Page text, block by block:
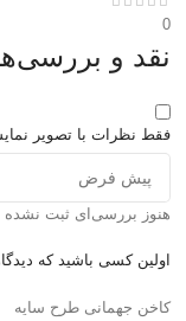
0
نقد و
فقط نظرات با تصویر
هنوز بررسی‌ای ثبت
اولین کسی باشید که
کاخن جهمانی طرح سایه